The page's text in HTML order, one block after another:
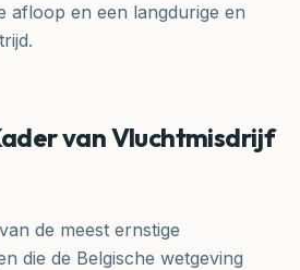
afloop en een langdurige en
van Vluchtmisdrijf
de meest ernstige
die de Belgische wetgeving